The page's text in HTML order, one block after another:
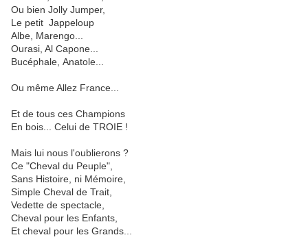
Ou bien Jolly Jumper,
Le petit Jappeloup
Albe, Marengo...
Ourasi, Al Capone...
Bucéphale, Anatole...
Ou même Allez France...
Et de tous ces Champions
En bois... Celui de TROIE !
Mais lui nous l'oublierons ?
Ce "Cheval du Peuple",
Sans Histoire, ni Mémoire,
Simple Cheval de Trait,
Vedette de spectacle,
Cheval pour les Enfants,
Et cheval pour les Grands...